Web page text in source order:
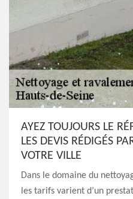
AYEZ TOUJOURS LE
LES DEVIS RÉDIGÉS
VOTRE VILLE
Dans le domaine du
les tarifs varient d’un